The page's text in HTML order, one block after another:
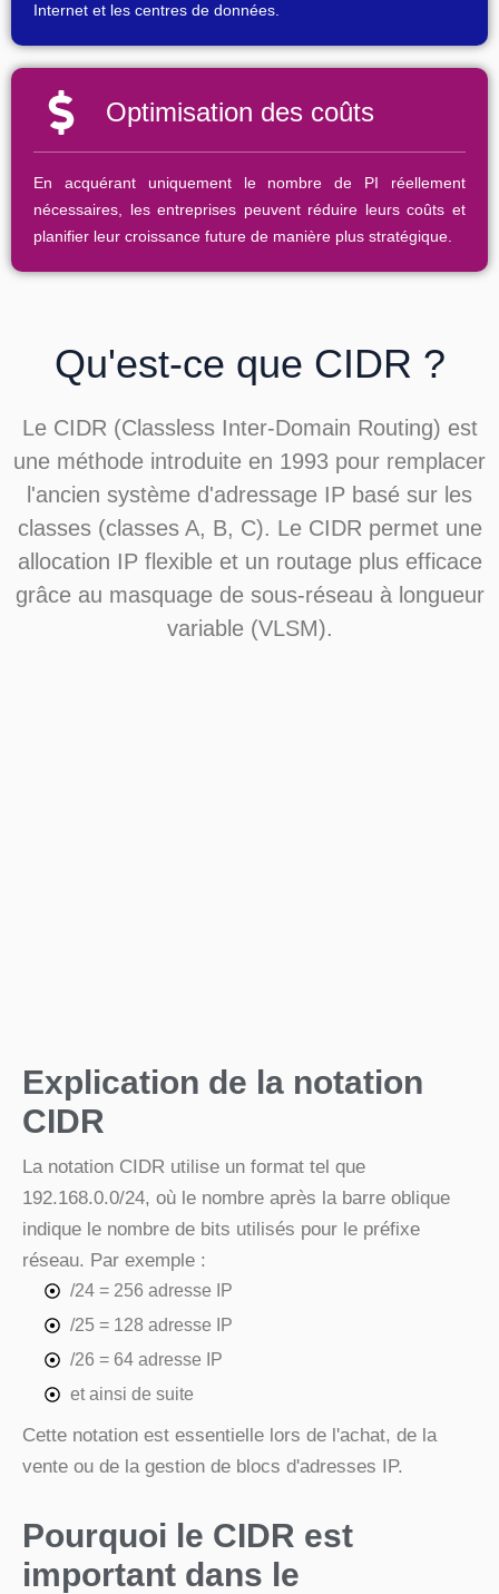
Internet et les centres de données.
Optimisation des coûts
En acquérant uniquement le nombre de PI réellement
nécessaires, les entreprises peuvent réduire leurs coûts et
planifier leur croissance future de manière plus stratégique.
Qu'est-ce que CIDR ?
Le CIDR (Classless Inter-Domain Routing) est
une méthode introduite en 1993 pour remplacer
l'ancien système d'adressage IP basé sur les
classes (classes A, B, C). Le CIDR permet une
allocation IP flexible et un routage plus efficace
grâce au masquage de sous-réseau à longueur
variable (VLSM).
Explication de la notation
CIDR
La notation CIDR utilise un format tel que
192.168.0.0/24, où le nombre après la barre oblique
indique le nombre de bits utilisés pour le préfixe
réseau. Par exemple :
/24 = 256 adresse IP
/25 = 128 adresse IP
/26 = 64 adresse IP
et ainsi de suite
Cette notation est essentielle lors de l'achat, de la
vente ou de la gestion de blocs d'adresses IP.
Pourquoi le CIDR est
important dans le